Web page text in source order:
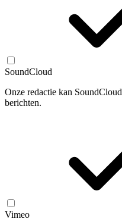
SoundCloud
Onze redactie kan
berichten.
Vimeo